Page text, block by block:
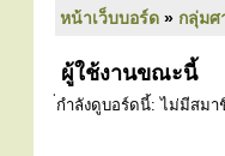
หน้าเว็บบอร์ด » กลุ่ม
ผู้ใช้งานขณะนี้
กำลังดูบอร์ดนี้: ไม่มีสม